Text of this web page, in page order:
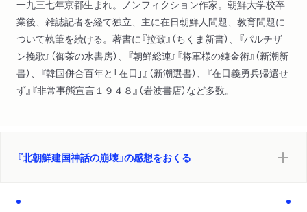
一九三七年京都生まれ。ノンフィクション作家。朝鮮大学校卒
業後、雑誌記者を経て独立、主に在日朝鮮人問題、教育問題に
ついて執筆を続ける。著書に『拉致』（ちくま新書）、『パルチザ
ン挽歌』（御茶の水書房）、『朝鮮総連』『将軍様の錬金術』（新潮新
書）、『韓国併合百年と「在日」』（新潮選書）、『在日義勇兵帰還せ
ず』『非常事態宣言１９４８』（岩波書店）など多数。
『北朝鮮建国神話の崩壊』の感想をおくる